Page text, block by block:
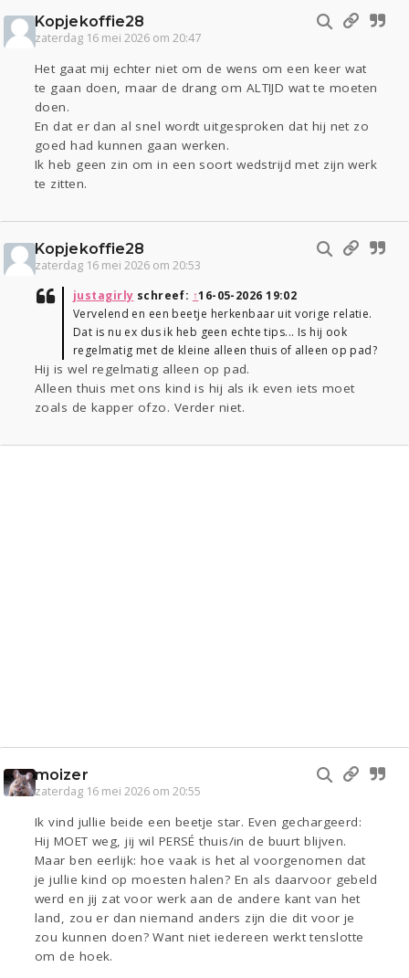
Kopjekoffie28
zaterdag 16 mei 2026 om 20:47
Het gaat mij echter niet om de wens om een keer wat
te gaan doen, maar de drang om ALTIJD wat te moeten
doen.
En dat er dan al snel wordt uitgesproken dat hij net zo
goed had kunnen gaan werken.
Ik heb geen zin om in een soort wedstrijd met zijn werk
te zitten.
Kopjekoffie28
zaterdag 16 mei 2026 om 20:53
justagirly schreef: ↑16-05-2026 19:02
Vervelend en een beetje herkenbaar uit vorige relatie.
Dat is nu ex dus ik heb geen echte tips... Is hij ook
regelmatig met de kleine alleen thuis of alleen op pad?
Hij is wel regelmatig alleen op pad.
Alleen thuis met ons kind is hij als ik even iets moet
zoals de kapper ofzo. Verder niet.
moizer
zaterdag 16 mei 2026 om 20:55
Ik vind jullie beide een beetje star. Even gechargeerd:
Hij MOET weg, jij wil PERSÉ thuis/in de buurt blijven.
Maar ben eerlijk: hoe vaak is het al voorgenomen dat
je jullie kind op moesten halen? En als daarvoor gebeld
werd en jij zat voor werk aan de andere kant van het
land, zou er dan niemand anders zijn die dit voor je
zou kunnen doen? Want niet iedereen werkt tenslotte
om de hoek.